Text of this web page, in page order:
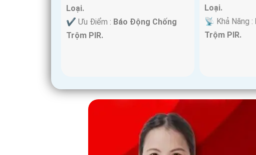
Loại.
️✔️ Ưu Điểm : Báo Động Chống
Trộm PIR.
Loại.
️📡 Khả Năng :
Trộm PIR.